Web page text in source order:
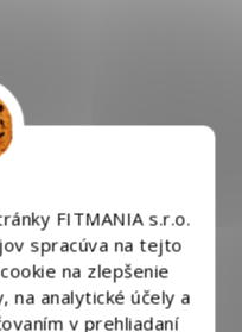
FITMANIA s.r.o.
spracúva na tejto
na zlepšenie
analytické účely a
v prehliadaní